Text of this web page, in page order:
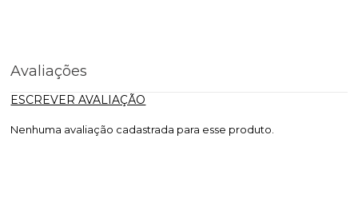
Avaliações
ESCREVER AVALIAÇÃO
Nenhuma avaliação cadastrada para esse produto.